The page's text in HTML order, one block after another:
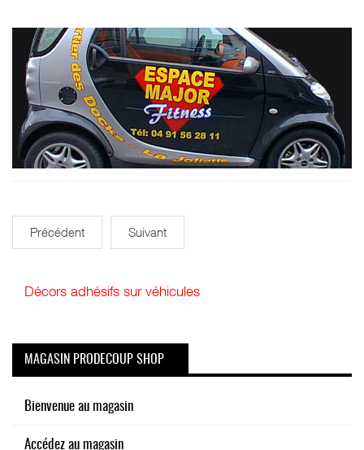
Précédent Suivant
Décors adhésifs sur véhicules
MAGASIN PRODECOUP SHOP
Bienvenue au magasin
Accédez au magasin